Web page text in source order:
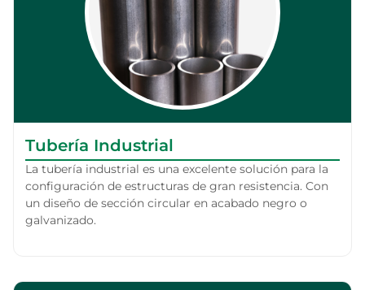
Tubería Industrial
La tubería industrial es una excelente solución para la
configuración de estructuras de gran resistencia. Con
un diseño de sección circular en acabado negro o
galvanizado.